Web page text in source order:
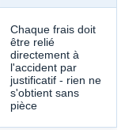
Chaque frais doit
être relié
directement à
l'accident par
justificatif - rien ne
s'obtient sans
pièce